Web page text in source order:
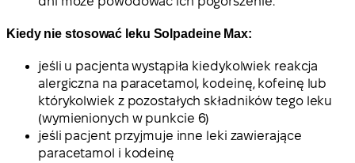
Kiedy nie stosować leku Solpadeine Max:
jeśli u pacjenta wystąpiła kiedykolwiek reakcja
alergiczna na paracetamol, kodeinę, kofeinę lub
którykolwiek z pozostałych składników tego leku
(wymienionych w punkcie 6)
jeśli pacjent przyjmuje inne leki zawierające
paracetamol i kodeinę